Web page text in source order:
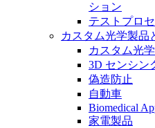
ション
テストプロ
カスタム光学製品
カスタム光
3D センシン
偽造防止
自動車
Biomedical
家電製品